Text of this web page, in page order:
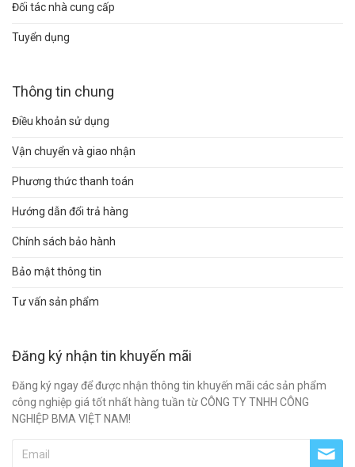
Đối tác nhà cung cấp
Tuyển dụng
Thông tin chung
Điều khoản sử dụng
Vận chuyển và giao nhận
Phương thức thanh toán
Hướng dẫn đổi trả hàng
Chính sách bảo hành
Bảo mật thông tin
Tư vấn sản phẩm
Đăng ký nhận tin khuyến mãi
Đăng ký ngay để được nhận thông tin khuyến mãi các sản phẩm
công nghiệp giá tốt nhất hàng tuần từ CÔNG TY TNHH CÔNG
NGHIỆP BMA VIỆT NAM!